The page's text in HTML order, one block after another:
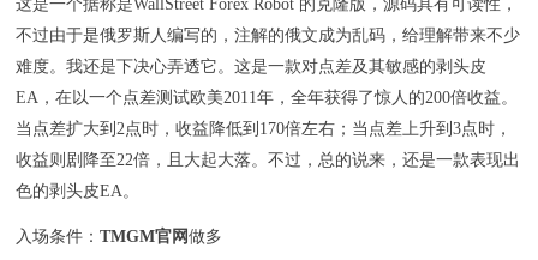
这是一个据称是WallStreet Forex Robot 的克隆版，源码具有可读性，
不过由于是俄罗斯人编写的，注解的俄文成为乱码，给理解带来不少
难度。我还是下决心弄透它。这是一款对点差及其敏感的剥头皮
EA，在以一个点差测试欧美2011年，全年获得了惊人的200倍收益。
当点差扩大到2点时，收益降低到170倍左右；当点差上升到3点时，
收益则剧降至22倍，且大起大落。不过，总的说来，还是一款表现出
色的剥头皮EA。
入场条件：TMGM官网做多